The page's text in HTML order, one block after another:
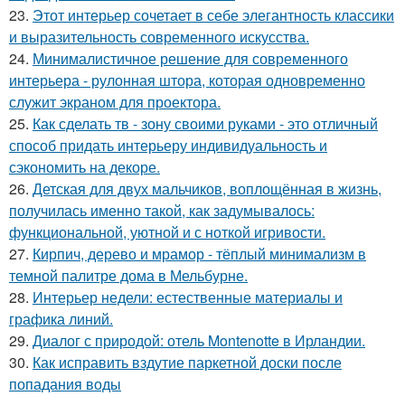
23. Этот интерьер сочетает в себе элегантность классики
и выразительность современного искусства.
24. Минималистичное решение для современного
интерьера - рулонная штора, которая одновременно
служит экраном для проектора.
25. Как сделать тв - зону своими руками - это отличный
способ придать интерьеру индивидуальность и
сэкономить на декоре.
26. Детская для двух мальчиков, воплощённая в жизнь,
получилась именно такой, как задумывалось:
функциональной, уютной и с ноткой игривости.
27. Кирпич, дерево и мрамор - тёплый минимализм в
темной палитре дома в Мельбурне.
28. Интерьер недели: естественные материалы и
графика линий.
29. Диалог с природой: отель Montenotte в Ирландии.
30. Как исправить вздутие паркетной доски после
попадания воды